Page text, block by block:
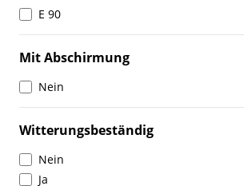
E 90
Mit Abschirmung
Nein
Witterungsbeständig
Nein
Ja